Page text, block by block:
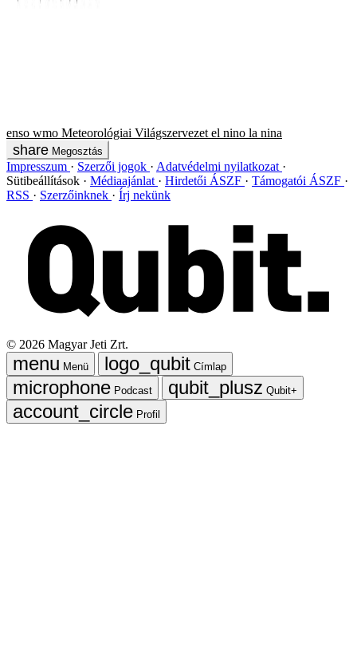
enso wmo Meteorológiai Világszervezet el nino la nina
Megosztás
Impresszum Szerzői jogok
Adatvédelmi nyilatkozat
Sütibeállítások
Médiaajánlat Hirdetői ÁSZF
Támogatói ÁSZF
RSS
Szerzőinknek Írj nekünk
© 2026 Magyar Jeti Zrt.
Menü
Címlap
Podcast
Qubit+
Profil